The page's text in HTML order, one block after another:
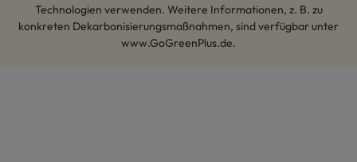
Technologien verwenden. Weitere Informationen, z. B. zu
konkreten Dekarbonisierungsmaßnahmen, sind verfügbar unter
www.GoGreenPlus.de.